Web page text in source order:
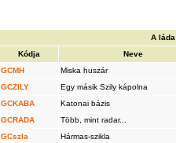
A láda
Kódja Neve
GCMH Miska huszár
GCZILY Egy másik Szily kápolna
GCKABA Katonai bázis
GCRADA Több, mint radar...
GCszla Hármas-szikla